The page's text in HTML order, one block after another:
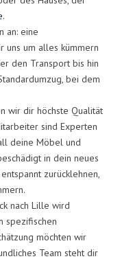
.
an: eine
uns um alles kümmern
den Transport bis hin
bei dem
wir dir höchste Qualität
sind Experten
deine Möbel und
in dein neues
zurücklehnen,
nach Lille wird
spezifischen
möchten wir
Team steht dir